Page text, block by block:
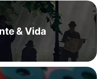
& Vida